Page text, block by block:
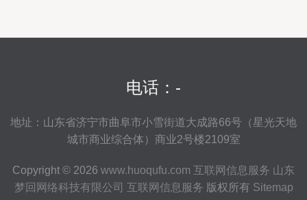
电话：-
地址：山东省济宁市曲阜市小雪街道大成路66号（星光天地
城市商业综合体）商业2号楼2109室
Copyright © 2026 www.huoqufu.com 互联网信息服务 山东
梦回网络科技有限公司 互联网信息服务 版权所有 Sitemap